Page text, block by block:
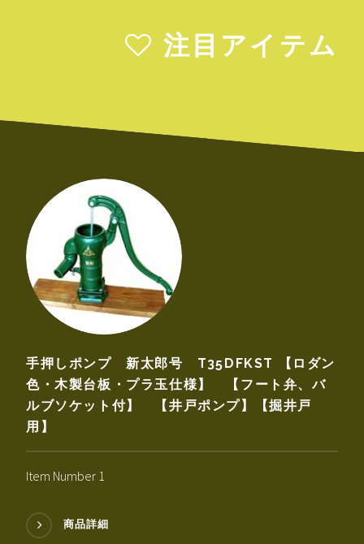
注目アイテム
手押しポンプ 新太郎号 T35DFKST 【ロダン
色・木製台板・プラ玉仕様】 【フート弁、バ
ルブソケット付】 【井戸ポンプ】【掘井戸
用】
Item Number 1
商品詳細